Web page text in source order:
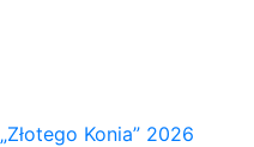
Konia” 2026